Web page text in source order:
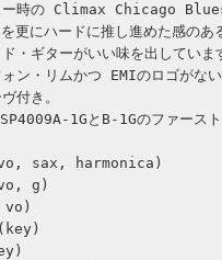
ー時の Climax Chicago Blues
にハードに推し進めた感のあ
・ギターがいい味を出していま
ン・リムかつ EMIのロゴがない
付き。
1GとB-1Gのファースト
sax, harmonica)
g)